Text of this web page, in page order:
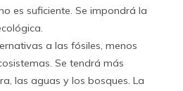
es suficiente. Se impondrá la
a las fósiles, menos
Se tendrá más
las aguas y los bosques. La